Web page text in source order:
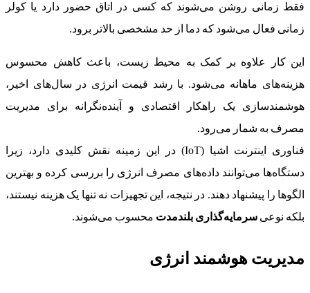
فقط زمانی روشن می‌شوند که کسی در اتاق حضور دارد یا کولر
زمانی فعال می‌شود که دما از حد مشخصی بالاتر برود.
این کار علاوه بر کمک به محیط زیست، باعث کاهش محسوس
هزینه‌های ماهانه می‌شود. با رشد قیمت انرژی در سال‌های اخیر،
هوشمندسازی یک راهکار اقتصادی و آینده‌نگرانه برای مدیریت
مصرف به شمار می‌رود.
فناوری اینترنت اشیا (IoT) در این زمینه نقش کلیدی دارد، زیرا
دستگاه‌ها می‌توانند داده‌های مصرف انرژی را بررسی کرده و بهترین
الگوها را پیشنهاد دهند. در نتیجه، این تجهیزات نه تنها یک هزینه نیستند،
بلکه نوعی سرمایه‌گذاری بلندمدت محسوب می‌شوند.
مدیریت هوشمند انرژی